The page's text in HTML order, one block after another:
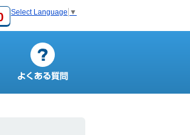
Select Language ▼